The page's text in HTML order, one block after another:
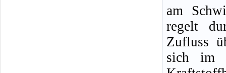
am
regelt
Zufluss
sich im